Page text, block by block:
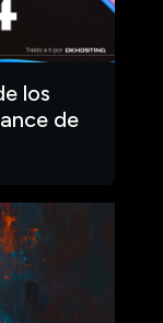
los
de